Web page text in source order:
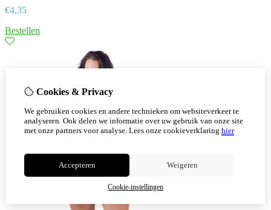
€4,35
Bestellen
Cookies & Privacy
We gebruiken cookies en andere technieken om websiteverkeer te
analyseren. Ook delen we informatie over uw gebruik van onze site
met onze partners voor analyse. Lees onze cookieverklaring hier
Accepteren Weigeren
Cookie-instellingen